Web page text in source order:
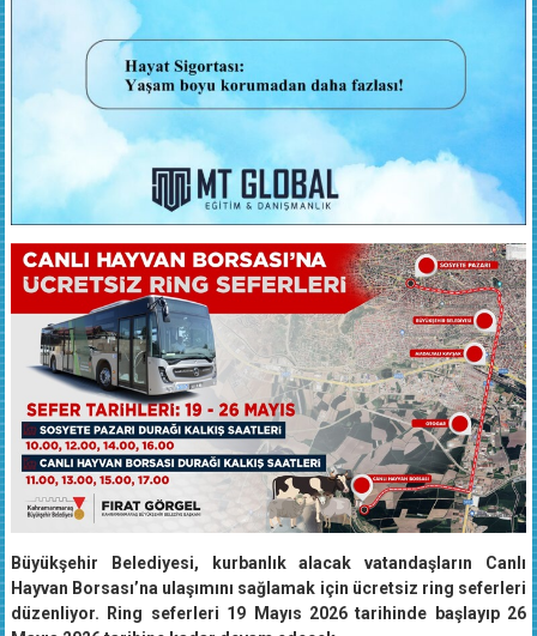
Büyükşehir Belediyesi, kurbanlık alacak vatandaşların Canlı
Hayvan Borsası’na ulaşımını sağlamak için ücretsiz ring seferleri
düzenliyor. Ring seferleri 19 Mayıs 2026 tarihinde başlayıp 26